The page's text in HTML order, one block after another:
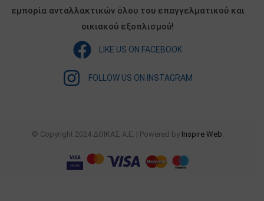
εμπορία ανταλλακτικών όλου του επαγγελματικού και
οικιακού εξοπλισμού!
LIKE US ON FACEBOOK
FOLLOW US ON INSTAGRAM
© Copyright 2024 ΔΟΙΚΑΣ Α.Ε. | Powered by Inspire Web.